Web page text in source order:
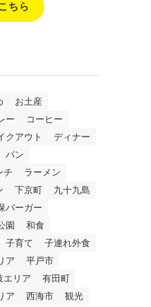
ちら
お土産
ー
コーヒー
クアウト
ディナー
パン
チ
ラーメン
下京町
九十九島
バーガー
園
和食
子育て
子連れ外食
ア
平戸市
エリア
有田町
ア 西海市
観光